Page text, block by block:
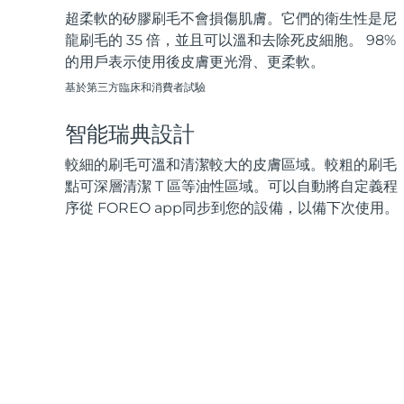
超柔軟的矽膠刷毛不會損傷肌膚。它們的衛生性是尼
龍刷毛的 35 倍，並且可以溫和去除死皮細胞。 98%
的用戶表示使用後皮膚更光滑、更柔軟。
基於第三方臨床和消費者試驗
智能瑞典設計
較細的刷毛可溫和清潔較大的皮膚區域。較粗的刷毛
點可深層清潔 T 區等油性區域。可以自動將自定義程
序從 FOREO app同步到您的設備，以備下次使用。